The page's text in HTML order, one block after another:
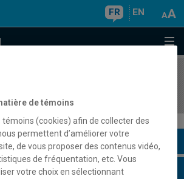
FR EN
de témoins
témoins (cookies) afin de collecter des
permettent d’améliorer votre
de vous proposer des contenus vidéo,
de fréquentation, etc. Vous
votre choix en sélectionnant